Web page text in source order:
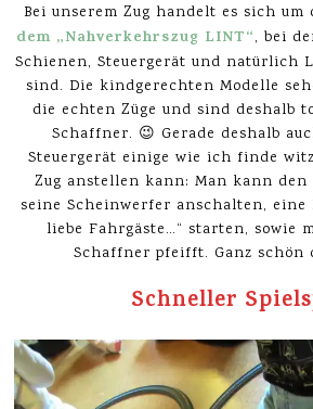
Bei unserem Zug handelt es sich um
dem „Nahverkehrszug LINT“, bei
Schienen, Steuergerät und natürlich
sind. Die kindgerechten Modelle
die echten Züge und sind deshalb
Schaffner. 😉 Gerade deshalb
Steuergerät einige wie ich finde
Zug anstellen kann: Man kann den
seine Scheinwerfer anschalten, eine
liebe Fahrgäste…“ starten, sowie
Schaffner pfeifft. Ganz schön
Schneller